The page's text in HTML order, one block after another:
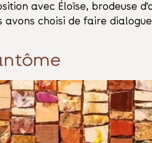
avec Éloïse, brodeuse
avons choisi de faire